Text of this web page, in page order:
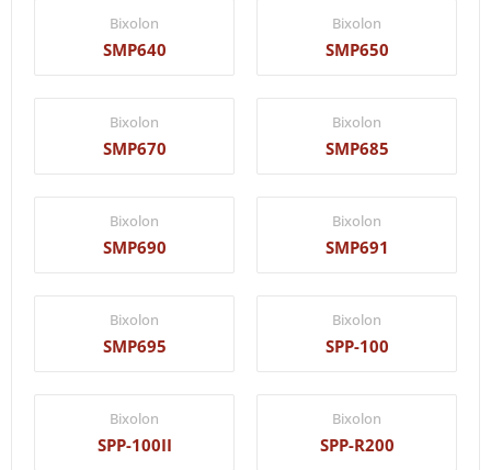
Bixolon
SMP640
Bixolon
SMP650
Bixolon
SMP670
Bixolon
SMP685
Bixolon
SMP690
Bixolon
SMP691
Bixolon
SMP695
Bixolon
SPP-100
Bixolon
SPP-100II
Bixolon
SPP-R200